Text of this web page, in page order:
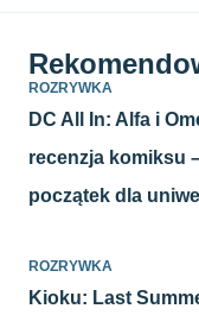
ROZRYWKA
DC All In: Alfa i
recenzja komiksu
początek dla
ROZRYWKA
Kioku: Last